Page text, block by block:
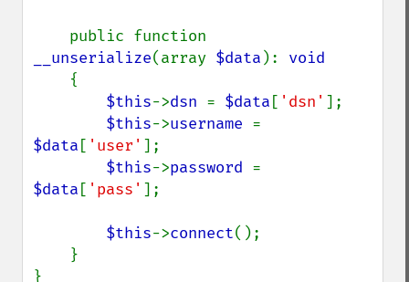
__unserialize(array $data ): void
{
$this->dsn = $data [ 'dsn' ];
$this->username
$data [ 'user' ];
$this->password
$data [ 'pass' ];
$this->connect();
}